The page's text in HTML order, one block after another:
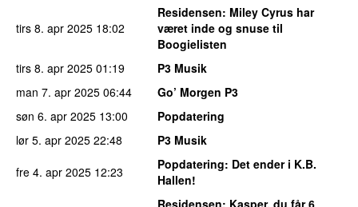
tirs 8. apr 2025 18:02
Residensen: Miley Cyrus har
været inde og snuse til
Boogielisten
tirs 8. apr 2025 01:19
P3 Musik
man 7. apr 2025 06:44
Go’ Morgen P3
søn 6. apr 2025 13:00
Popdatering
lør 5. apr 2025 22:48
P3 Musik
fre 4. apr 2025 12:23 Popdatering: Det ender i K.B.
Hallen!
Residensen: Kasper, du får 6